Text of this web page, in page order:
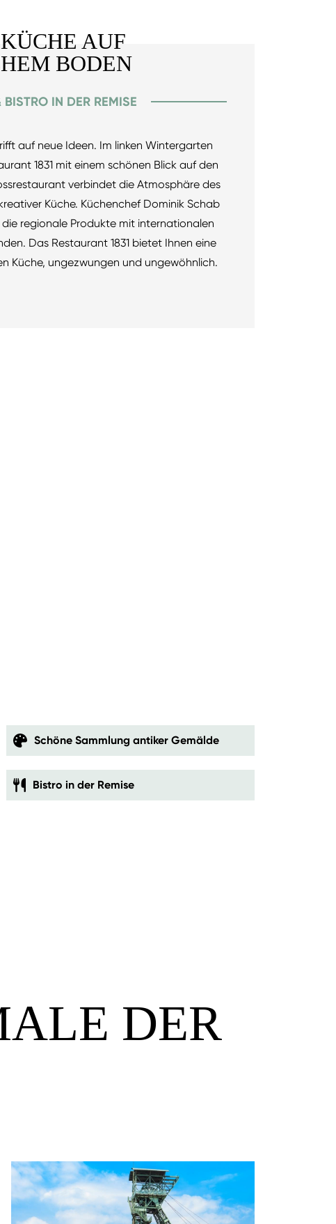
AUF
BODEN
BISTRO IN DER REMISE
auf neue Ideen. Im linken Wintergarten
1831 mit einem schönen Blick auf den
verbindet die Atmosphäre des
Küche. Küchenchef Dominik Schab
regionale Produkte mit internationalen
Das Restaurant 1831 bietet Ihnen eine
Küche, ungezwungen und ungewöhnlich.
Schöne Sammlung antiker Gemälde
Bistro in der Remise
DER